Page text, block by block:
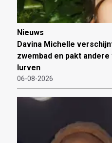
Nieuws
Davina Michelle
zwembad en pakt
lurven
06-08-2026